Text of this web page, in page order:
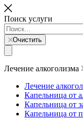
Поиск услуги
Очистить
Лечение алкоголизма
Лечение
Капельница от
Капельница от
Капельница от